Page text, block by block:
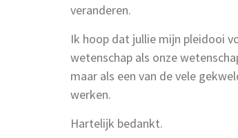
veranderen.
Ik hoop dat jullie mijn pleidooi
wetenschap als onze
maar als een van de vele
werken.
Hartelijk bedankt.